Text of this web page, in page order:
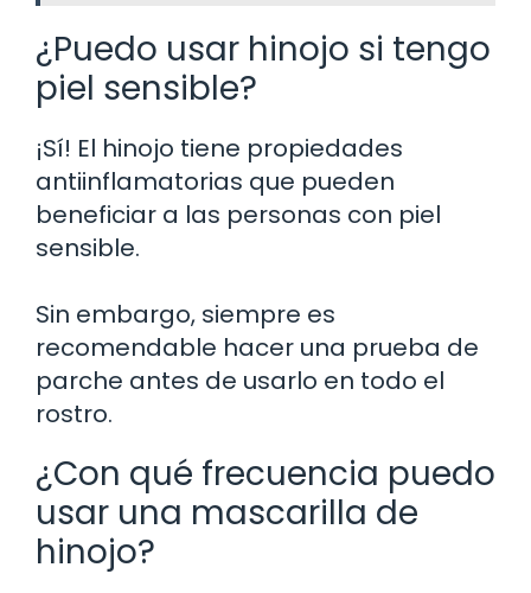
¿Puedo usar hinojo si tengo
piel sensible?
¡Sí! El hinojo tiene propiedades
antiinflamatorias que pueden
beneficiar a las personas con piel
sensible.
Sin embargo, siempre es
recomendable hacer una prueba de
parche antes de usarlo en todo el
rostro.
¿Con qué frecuencia puedo
usar una mascarilla de
hinojo?